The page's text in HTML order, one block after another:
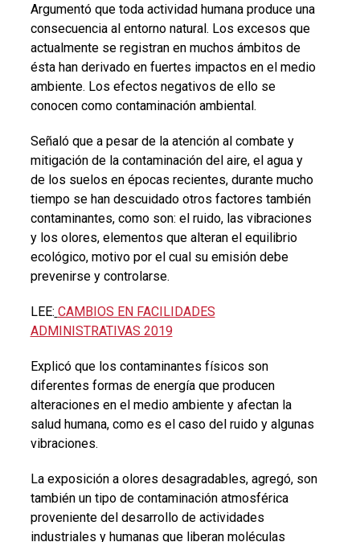
Argumentó que toda actividad humana produce una
consecuencia al entorno natural. Los excesos que
actualmente se registran en muchos ámbitos de
ésta han derivado en fuertes impactos en el medio
ambiente. Los efectos negativos de ello se
conocen como contaminación ambiental.
Señaló que a pesar de la atención al combate y
mitigación de la contaminación del aire, el agua y
de los suelos en épocas recientes, durante mucho
tiempo se han descuidado otros factores también
contaminantes, como son: el ruido, las vibraciones
y los olores, elementos que alteran el equilibrio
ecológico, motivo por el cual su emisión debe
prevenirse y controlarse.
LEE: CAMBIOS EN FACILIDADES
ADMINISTRATIVAS 2019
Explicó que los contaminantes físicos son
diferentes formas de energía que producen
alteraciones en el medio ambiente y afectan la
salud humana, como es el caso del ruido y algunas
vibraciones.
La exposición a olores desagradables, agregó, son
también un tipo de contaminación atmosférica
proveniente del desarrollo de actividades
industriales y humanas que liberan moléculas